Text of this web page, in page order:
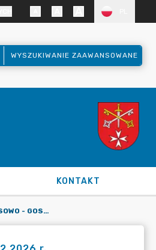
WYSZUKIWANIE ZAAWANSOWANE
KONTAKT
POSIEDZENIE KOMISJI FINANSOWO - GOSPODARCZEJ RADY GMINY KLESZCZEWO - 16.02.2026 R.